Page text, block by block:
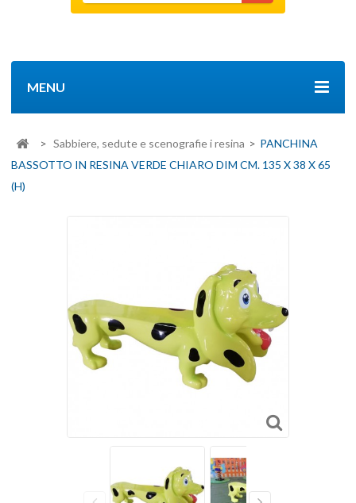
MENU
> Sabbiere, sedute e scenografie i resina > PANCHINA
BASSOTTO IN RESINA VERDE CHIARO DIM CM. 135 X 38 X 65
(H)